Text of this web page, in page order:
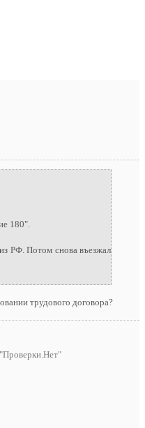
180".
РФ. Потом снова въезжал
трудового договора?